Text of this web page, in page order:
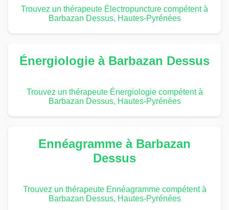
Trouvez un thérapeute Électropuncture compétent à
Barbazan Dessus, Hautes-Pyrénées
Énergiologie à Barbazan Dessus
Trouvez un thérapeute Énergiologie compétent à
Barbazan Dessus, Hautes-Pyrénées
Ennéagramme à Barbazan
Dessus
Trouvez un thérapeute Ennéagramme compétent à
Barbazan Dessus, Hautes-Pyrénées